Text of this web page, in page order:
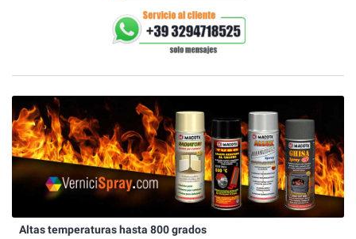
Altas temperaturas hasta 800 grados